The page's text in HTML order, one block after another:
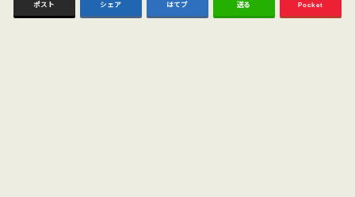
ポスト シェア はてブ 送る Pocket